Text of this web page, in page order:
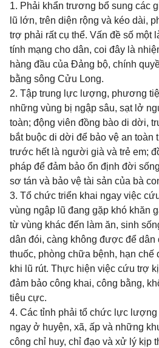
1. Phải khẩn trương bổ sung các
lũ lớn, trên diện rộng và kéo dài,
trợ phải rất cụ thể. Vấn đề số một
tính mạng cho dân, coi đây là
hàng đầu của Đảng bộ, chính
bằng sông Cửu Long.
2. Tập trung lực lượng, phương
những vùng bị ngập sâu, sạt lở
toàn; động viên đồng bào di dời,
bắt buộc di dời để bảo vệ an toàn
trước hết là người già và trẻ em;
pháp để đảm bảo ổn định đời
sơ tán và bảo vệ tài sản của bà
3. Tổ chức triển khai ngay việc
vùng ngập lũ đang gặp khó khăn
từ vùng khác đến làm ăn, sinh
dân đói, càng không được để dân
thuốc, phòng chữa bệnh, hạn chế
khi lũ rút. Thực hiện việc cứu trợ
đảm bảo công khai, công bằng,
tiêu cực.
4. Các tỉnh phải tổ chức lực
ngay ở huyện, xã, ấp và những
công chỉ huy, chỉ đạo và xử lý kịp